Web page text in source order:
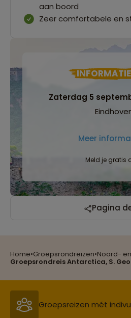
Home•Groepsrondreizen•Noord-
Groepsrondreis Antarctica, S.
aan boord
Zeer comfortabele en
Zaterdag 5
Meer
Meld je gratis
Pagina
Reizen met oog voor
Groepsreizen mét